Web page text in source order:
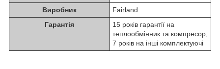
Виробник
Fairland
Гарантія
15 років гарантії на
теплообмінник та компресор,
7 років на інші комплектуючі